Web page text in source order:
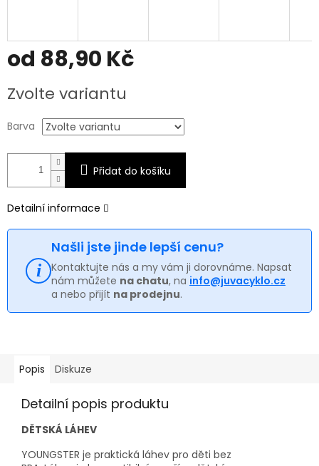
od 88,90 Kč
cena:
Zvolte variantu
Barva
Přidat do košíku
Detailní informace
Našli jste jinde lepší cenu?
Kontaktujte nás a my vám ji dorovnáme. Napsat
nám můžete na chatu, na info@juvacyklo.cz
a nebo přijít na prodejnu.
Popis Diskuze
Detailní popis produktu
DĚTSKÁ LÁHEV
YOUNGSTER je praktická láhev pro děti bez